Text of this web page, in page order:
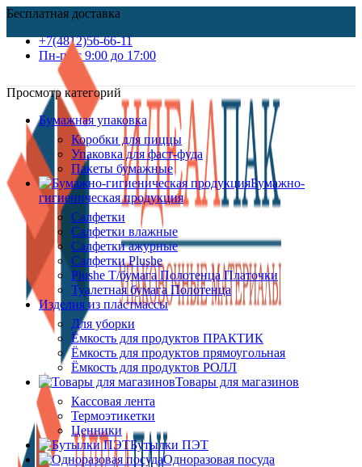
Бесплатная доставка
+7(4812)56-66-11
Пн-пт c 9:00 до 17:00
Просмотр категорий
Бумажная упаковка
Коробки для пиццы
Упаковка для фаст-фуда
Пакеты бумажные
Бумажно-
гигиеническая продукция
Салфетки
Салфетки влажные
Салфетки ажурные
Салфетки Plushe
Plushe Т/бумага Полотенца Платочки
Туалетная бумага Полотенца
Изделия из пластмассы
Для уборки
Ёмкость для продуктов ПРАКТИК
Ёмкость для продуктов прямоугольная
Ёмкость для продуктов РОЛЛ
Товары для магазинов
Кассовая лента
Термоэтикетки
Ценники
Бутылки ПЭТ
Одноразовая посуда